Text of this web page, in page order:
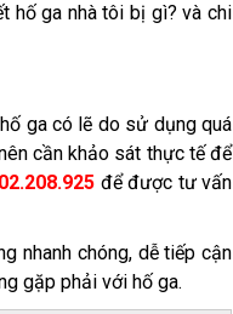
hố ga nhà tôi bị gì? và chi
ga có lẽ do sử dụng quá
cần khảo sát thực tế để
để được tư vấn
nhanh chóng, dễ tiếp cận
gặp phải với hố ga.